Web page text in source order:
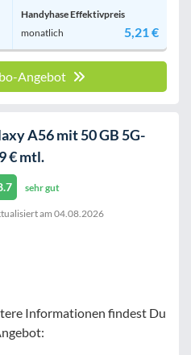
Handyhase Effektivpreis
monatlich
5,21 €
Angebot
A56 mit 50 GB 5G-
€ mtl.
sehr gut
am04.08.2026
Informationen findest Du